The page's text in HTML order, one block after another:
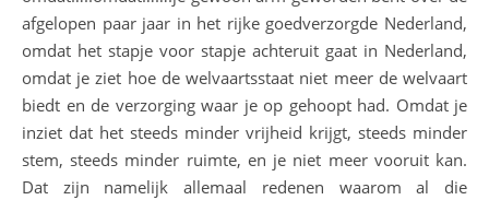
afgelopen paar jaar in het rijke goedverzorgde Nederland,
omdat het stapje voor stapje achteruit gaat in Nederland,
omdat je ziet hoe de welvaartsstaat niet meer de welvaart
biedt en de verzorging waar je op gehoopt had. Omdat je
inziet dat het steeds minder vrijheid krijgt, steeds minder
stem, steeds minder ruimte, en je niet meer vooruit kan.
Dat zijn namelijk allemaal redenen waarom al die